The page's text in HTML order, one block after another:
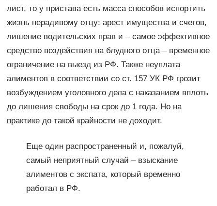
лист, то у пристава есть масса способов испортить
жизнь нерадивому отцу: арест имущества и счетов,
лишение водительских прав и – самое эффективное
средство воздействия на блудного отца – временное
ограничение на выезд из РФ. Также неуплата
алиментов в соответствии со ст. 157 УК РФ грозит
возбуждением уголовного дела с наказанием вплоть
до лишения свободы на срок до 1 года. Но на
практике до такой крайности не доходит.
Еще один распространенный и, пожалуй,
самый неприятный случай – взыскание
алиментов с экспата, который временно
работал в РФ.